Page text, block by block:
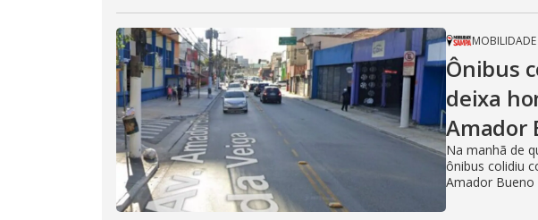
Ônibus
deixa
Amador
Na manhã de
ônibus colidiu
Amador Bueno